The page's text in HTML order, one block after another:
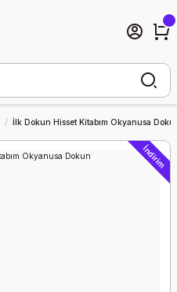
İlk Dokun Hisset Kitabım Okyanusa
İndirim